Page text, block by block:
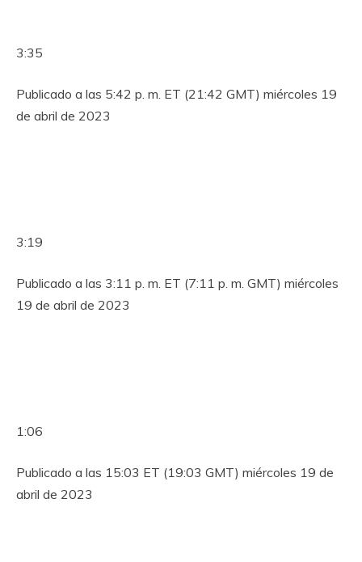
3:35
Publicado a las 5:42 p. m. ET (21:42 GMT) miércoles 19
de abril de 2023
3:19
Publicado a las 3:11 p. m. ET (7:11 p. m. GMT) miércoles
19 de abril de 2023
1:06
Publicado a las 15:03 ET (19:03 GMT) miércoles 19 de
abril de 2023